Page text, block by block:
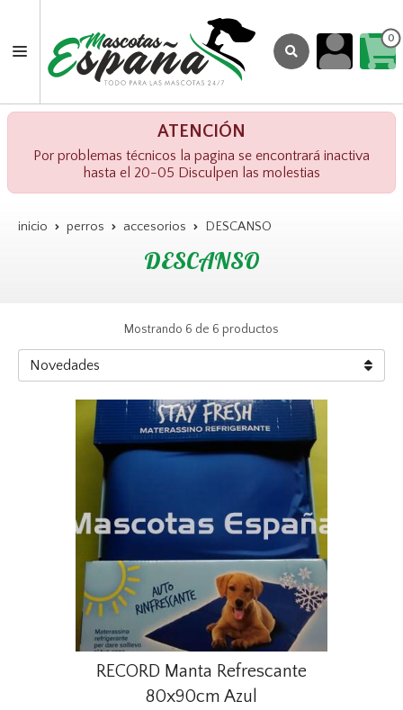
0
ATENCIÓN
Por problemas técnicos la pagina se encontrará inactiva
hasta el 20-05 Disculpen las molestias
inicio perros accesorios DESCANSO
DESCANSO
Mostrando 6 de 6 productos
RECORD Manta Refrescante
80x90cm Azul